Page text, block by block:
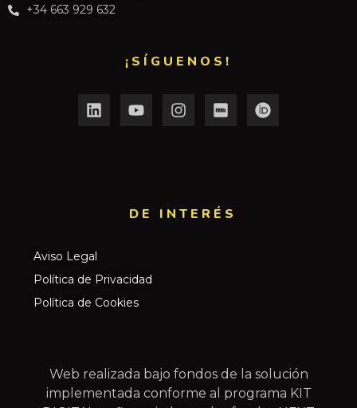
+34 663 929 632
¡SÍGUENOS!
DE INTERÉS​
Aviso Legal
Política de Privacidad
Política de Cookies
Web realizada bajo fondos de la solución
implementada conforme al programa KIT